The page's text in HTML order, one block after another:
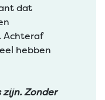
dat
Achteraf
hebben
Zonder